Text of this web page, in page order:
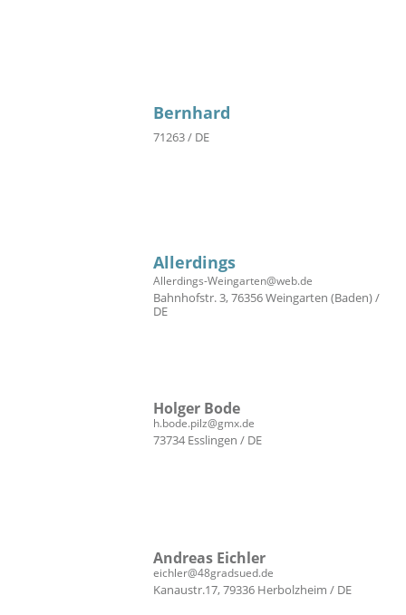
Bernhard
71263 / DE
Allerdings
Allerdings-Weingarten@web.de
Bahnhofstr. 3, 76356 Weingarten (Baden) /
DE
Holger Bode
h.bode.pilz@gmx.de
73734 Esslingen / DE
Andreas Eichler
eichler@48gradsued.de
Kanaustr.17, 79336 Herbolzheim / DE